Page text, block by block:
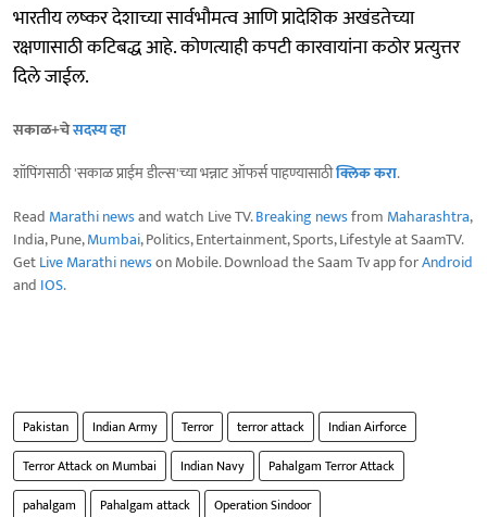
भारतीय लष्कर देशाच्या सार्वभौमत्व आणि प्रादेशिक अखंडतेच्या
रक्षणासाठी कटिबद्ध आहे. कोणत्याही कपटी कारवायांना कठोर प्रत्युत्तर
दिले जाईल.
सकाळ+चेसदस्य व्हा
शॉपिंगसाठी 'सकाळ प्राईम डील्स'च्या भन्नाट ऑफर्स पाहण्यासाठीक्लिक करा.
Read Marathi newsand watch Live TV.Breaking newsfrom Maharashtra,
India, Pune,Mumbai, Politics, Entertainment, Sports, Lifestyle at SaamTV.
GetLive Marathi newson Mobile. Download the Saam Tv app forAndroid
and IOS.
Pakistan Indian Army Terror terror attack
Indian Airforce
Terror Attack on Mumbai
Indian Navy
Pahalgam Terror Attack
pahalgam
Pahalgam attack Operation Sindoor